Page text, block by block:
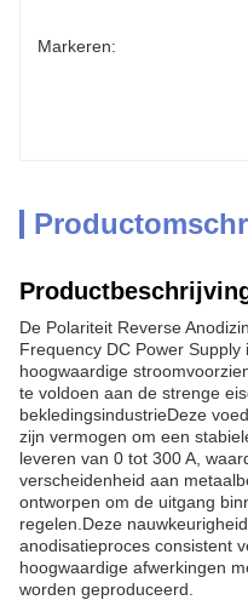
Markeren:
De Polariteit Reverse
Frequency DC Power
hoogwaardige
te voldoen aan de strenge
bekledingsindustrieDeze
zijn vermogen om een
leveren van 0 tot 300 A,
verscheidenheid aan
ontworpen om de uitgang
regelen.Deze
anodisatieproces consistent
hoogwaardige afwerkingen
worden geproduceerd.